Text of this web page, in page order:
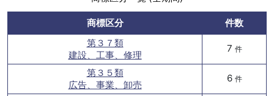
商標区分
件数
第３７類
建設、工事、修理
7 件
第３５類
広告、事業、卸売
6 件